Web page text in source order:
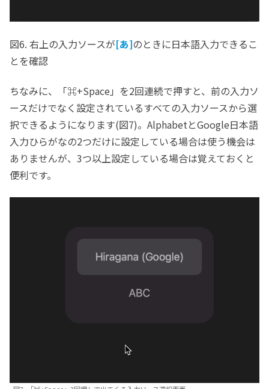
図6. 右上の入力ソースが[あ]のときに日本語入力できるこ
とを確認
ちなみに、「⌘+Space」を2回連続で押すと、前の入力ソ
ースだけでなく設定されているすべての入力ソースから選
択できるようになります(図7)。AlphabetとGoogle日本語
入力ひらがなの2つだけに設定している場合は使う機会は
ありませんが、3つ以上設定している場合は覚えておくと
便利です。